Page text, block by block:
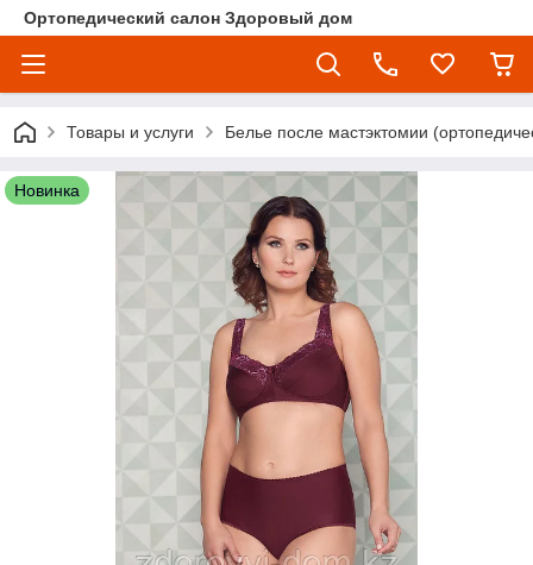
Ортопедический салон Здоровый дом
Товары и услуги Белье после мастэктомии
Новинка